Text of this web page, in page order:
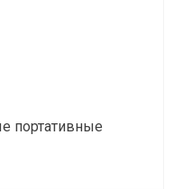
портативные